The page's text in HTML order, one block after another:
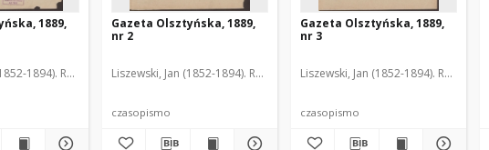
1889,
1894). Red.
Gazeta Olsztyńska, 1889,
nr 2
Liszewski, Jan (1852-1894). Red.
czasopismo
Gazeta Olsztyńska, 1889,
nr 3
Liszewski, Jan (1852-1894). Red.
czasopismo